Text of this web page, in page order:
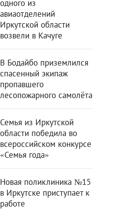
одного из
авиаотделений
Иркутской области
возвели в Качуге
В Бодайбо приземлился
спасенный экипаж
пропавшего
лесопожарного самолёта
Семья из Иркутской
области победила во
всероссийском конкурсе
«Семья года»
Новая поликлиника №15
в Иркутске приступает к
работе